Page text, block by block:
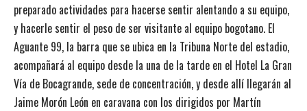
preparado actividades para hacerse sentir alentando a su equipo,
y hacerle sentir el peso de ser visitante al equipo bogotano. El
Aguante 99, la barra que se ubica en la Tribuna Norte del estadio,
acompañará al equipo desde la una de la tarde en el Hotel La Gran
Vía de Bocagrande, sede de concentración, y desde allí llegarán al
Jaime Morón León en caravana con los dirigidos por Martín